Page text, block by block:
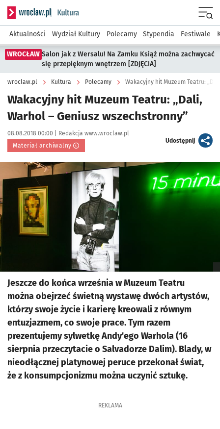
Serwis informacyjny wroclaw.pl podserwis: Kultura
Aktualności Wydział Kultury Polecamy Stypendia Festiwale
WROCŁAW Salon jak z Wersalu! Na Zamku Książ można zachwycać
się przepięknym wnętrzem [ZDJĘCIA]
wroclaw.pl Kultura Polecamy Wakacyjny hit Muzeum Teatru:
Wakacyjny hit Muzeum Teatru: „Dali,
Warhol – Geniusz wszechstronny”
Data publikacji:
08.08.2018 00:00 | Autor:
Redakcja www.wroclaw.pl
Materiał archiwalny
Udostępnijartykuł
Kliknij, aby powiększyć
Jeszcze do końca września w Muzeum Teatru
można obejrzeć świetną wystawę dwóch artystów,
którzy swoje życie i karierę kreowali z równym
entuzjazmem, co swoje prace. Tym razem
prezentujemy sylwetkę Andy'ego Warhola (16
sierpnia przeczytacie o Salvadorze Dalim). Blady, w
nieodłącznej platynowej peruce przekonał świat,
że z konsumpcjonizmu można uczynić sztukę.
REKLAMA